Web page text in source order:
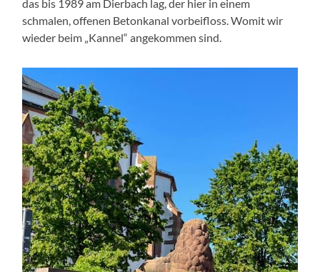
das bis 1989 am Dierbach lag, der hier in einem
schmalen, offenen Betonkanal vorbeifloss. Womit wir
wieder beim „Kannel“ angekommen sind.